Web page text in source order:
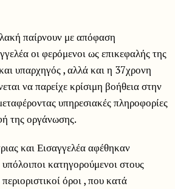
παίρνουν με απόφαση
οι φερόμενοι ως επικεφαλής της
υπαρχηγός , αλλά και η 37χρονη
να παρείχε κρίσιμη βοήθεια στην
υπηρεσιακές πληροφορίες
της οργάνωσης.
και Εισαγγελέα αφέθηκαν
υπόλοιποι κατηγορούμενοι στους
όροι , που κατά